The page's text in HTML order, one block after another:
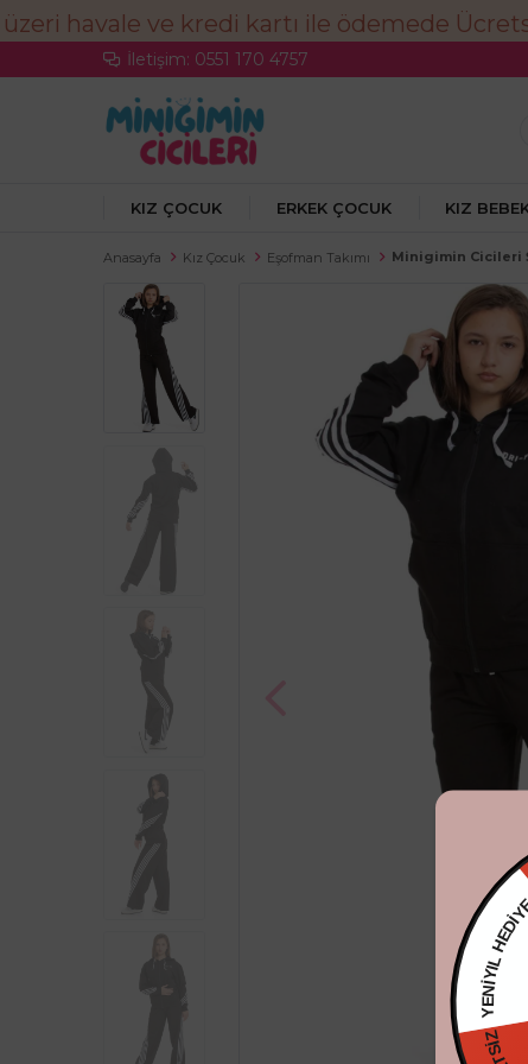
İletişim: 0551 170 4757
KIZ ÇOCUK ERKEK ÇOCUK KIZ
Anasayfa Kız Çocuk Eşofman Takımı Minigimin Cicileri